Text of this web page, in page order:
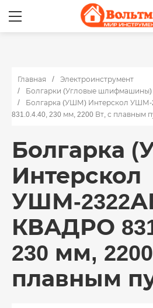
Главная
Электроинструмент
Болгарки (Угловые шлифмашины)
Болгарка (УШМ) Интерскол
831.0.4.40, 230 мм, 2200 Вт, с плавным
Болгарка
Интерскол
УШМ-
КВАДРО
230 мм,
плавным